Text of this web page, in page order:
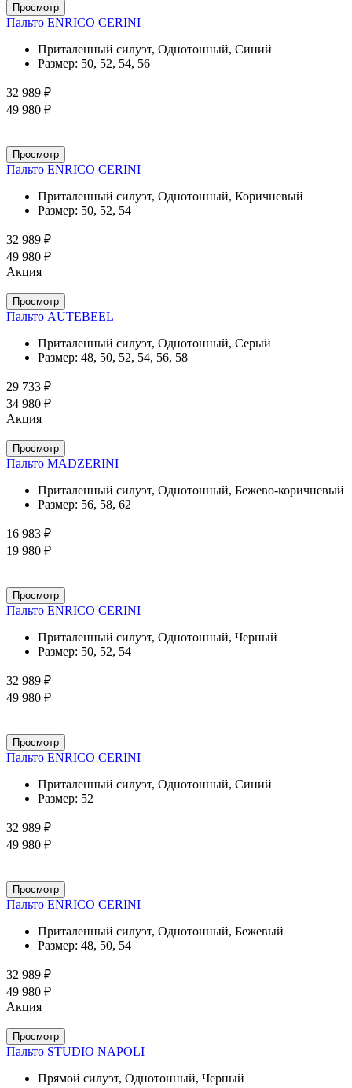
Просмотр
Пальто ENRICO CERINI
Приталенный силуэт, Однотонный, Синий
Размер: 50, 52, 54, 56
32 989 ₽
49 980 ₽
Просмотр
Пальто ENRICO CERINI
Приталенный силуэт, Однотонный, Коричневый
Размер: 50, 52, 54
32 989 ₽
49 980 ₽
Акция
Просмотр
Пальто AUTEBEEL
Приталенный силуэт, Однотонный, Серый
Размер: 48, 50, 52, 54, 56, 58
29 733 ₽
34 980 ₽
Акция
Просмотр
Пальто MADZERINI
Приталенный силуэт, Однотонный, Бежево-коричневый
Размер: 56, 58, 62
16 983 ₽
19 980 ₽
Просмотр
Пальто ENRICO CERINI
Приталенный силуэт, Однотонный, Черный
Размер: 50, 52, 54
32 989 ₽
49 980 ₽
Просмотр
Пальто ENRICO CERINI
Приталенный силуэт, Однотонный, Синий
Размер: 52
32 989 ₽
49 980 ₽
Просмотр
Пальто ENRICO CERINI
Приталенный силуэт, Однотонный, Бежевый
Размер: 48, 50, 54
32 989 ₽
49 980 ₽
Акция
Просмотр
Пальто STUDIO NAPOLI
Прямой силуэт, Однотонный, Черный